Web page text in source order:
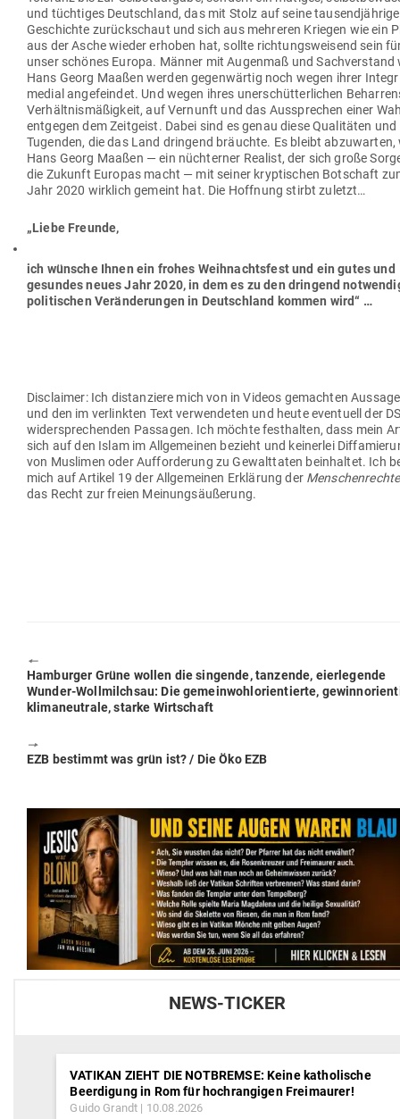
und tüch­tiges Deutschland, das mit Stolz auf seine tau­send­jährige
Geschichte zurück­schaut und sich aus meh­reren Kriegen wie ein
aus der Asche wieder erhoben hat, sollte rich­tungs­weisend sein
unser schönes Europa. Männer mit Augenmaß und Sach­ver­stand
Hans Georg Maaßen werden gegen­wärtig noch wegen ihrer
medial ange­feindet. Und wegen ihres uner­schüt­ter­lichen
Ver­hält­nis­mä­ßigkeit, auf Ver­nunft und das Aus­sprechen einer
ent­gegen dem Zeit­geist. Dabei sind es genau diese Qua­li­täten und
Tugenden, die das Land dringend bräuchte. Es bleibt abzu­warten,
Hans Georg Maaßen — ein nüch­terner Realist, der sich große
die Zukunft Europas macht — mit seiner kryp­ti­schen Bot­schaft
Jahr 2020 wirklich gemeint hat. Die Hoffnung stirbt zuletzt…
„Liebe Freunde,
ich wünsche Ihnen ein frohes Weih­nachtsfest und ein gutes und
gesundes neues Jahr 2020,in dem es zu den dringend
poli­ti­schen Ver­än­de­rungen in Deutschland kommen wird“ …
Dis­claimer: Ich distan­ziere mich von in Videos gemachten
und den im ver­linkten Text ver­wen­deten und heute even­tuell der
wider­spre­chenden Pas­sagen. Ich möchte fest­halten, dass mein
sich auf den Islam im All­ge­meinen bezieht und kei­nerlei
von Mus­limen oder Auf­for­derung zu Gewalt­taten beinhaltet. Ich
mich auf Artikel 19 der All­ge­meinen Erklärung der Men­schen­rechte
das Recht zur freien Meinungsäußerung.
🠔
Previous
post:
Ham­burger Grüne wollen die sin­gende, tan­zende, eier­le­gende
Wunder-Woll­milchsau: Die gemein­wohl­ori­en­tierte,
kli­ma­neu­trale, starke Wirtschaft
🠖
Next
EZB bestimmt was grün ist? / Die Öko EZB
NEWS-TICKER
VATIKAN ZIEHT DIE NOTBREMSE: Keine katholische
Beerdigung in Rom für hochrangigen Freimaurer!
Guido Grandt 10.08.2026